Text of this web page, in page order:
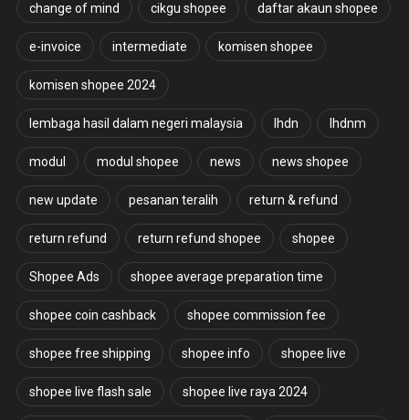
change of mind cikgu shopee daftar akaun shopee
e-invoice intermediate komisen shopee
komisen shopee 2024
lembaga hasil dalam negeri malaysia lhdn lhdnm
modul modul shopee news news shopee
new update pesanan teralih return & refund
return refund return refund shopee shopee
Shopee Ads shopee average preparation time
shopee coin cashback shopee commission fee
shopee free shipping shopee info shopee live
shopee live flash sale shopee live raya 2024